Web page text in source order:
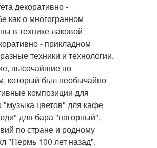
декоративно -
как о многогранном
в технике лаковой
- прикладном
техники и технологии.
высочайшие по
который был необычайно
композиции для
цветов" для кафе
для бара "нагорный".
по стране и родному
"Пермь 100 лет назад",